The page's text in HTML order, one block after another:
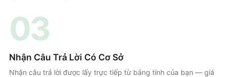
03
Nhận Câu Trả Lời Có Cơ Sở
Nhận câu trả lời được lấy trực tiếp từ bảng tính của bạn — giá